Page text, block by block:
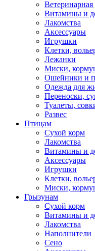
Ветеринарная
Витамины и
Лакомства
Аксессуары
Игрушки
Клетки,
Лежанки
Миски,
Ошейники и
Одежда для
Переноски,
Туалеты,
Развес
Птицам
Сухой корм
Лакомства
Витамины и
Аксессуары
Игрушки
Клетки,
Миски,
Грызунам
Сухой корм
Витамины и
Лакомства
Наполнители
Сено